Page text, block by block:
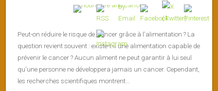
Peut-on réduire le risque de cancer grâce à l’alimentation ? La
question revient souvent : existe-t-il une alimentation capable de
prévenir le cancer ? Aucun aliment ne peut garantir à lui seul
qu’une personne ne développera jamais un cancer. Cependant,
les recherches scientifiques montrent…